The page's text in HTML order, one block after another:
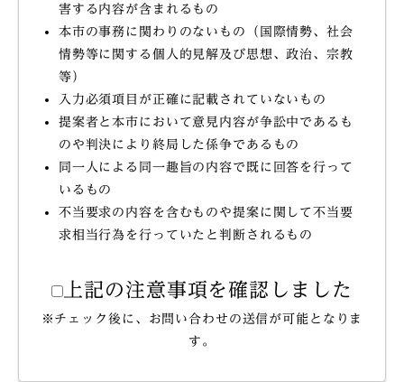
害する内容が含まれるもの
本市の事務に関わりのないもの（国際情勢、社会
情勢等に関する個人的見解及び思想、政治、宗教
等）
入力必須項目が正確に記載されていないもの
提案者と本市において意見内容が争訟中であるも
のや判決により終局した係争であるもの
同一人による同一趣旨の内容で既に回答を行って
いるもの
不当要求の内容を含むものや提案に関して不当要
求相当行為を行っていたと判断されるもの
上記の注意事項を確認しました
※チェック後に、お問い合わせの送信が可能となりま
す。